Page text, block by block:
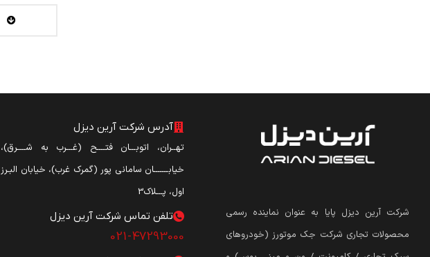
شرکت آرین دیزل پایا به عنوان نماینده رسمی
محصولات تجاری شرکت جک موتورز (خودروهای
آدرس شرکت آرین دیزل
تهــران، اتوبـــان فتــــح (غـــرب به شــــرق)،
خیابـــــــان سامانی پور (گمرک غرب)، خیابان البـرز
اول، پـــلاک3
تلفن تماس شرکت آرین دیزل​
021-47293000